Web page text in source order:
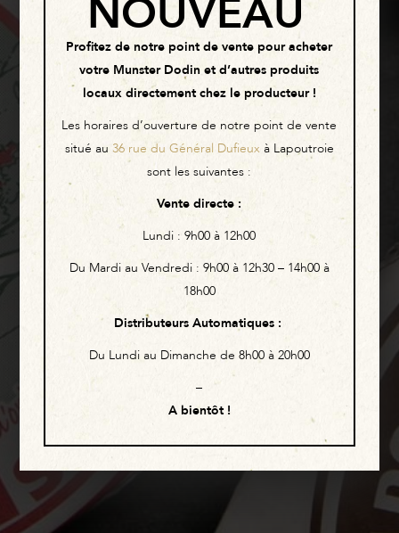
Notre Boutique
NOUVEAU
Profitez de notre point de vente pour acheter
votre Munster Dodin et d’autres produits
locaux directement chez le producteur !
Les horaires d’ouverture de notre point de vente
situé au 36 rue du Général Dufieuxà Lapoutroie
sont les suivantes :
Vente directe :
Lundi :9h00 à 12h00
Du Mardi au Vendredi : 9h00 à 12h30 – 14h00 à
18h00
Distributeurs Automatiques:
Du Lundi au Dimanche de 8h00 à 20h00
–
A bientôt !